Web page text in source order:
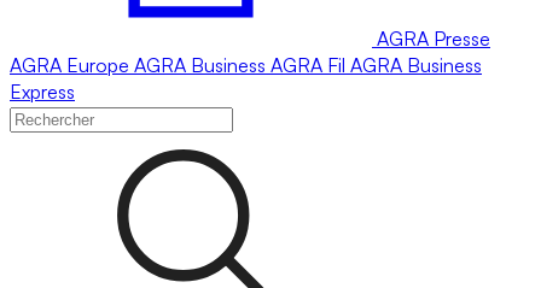
AGRA Presse
AGRA Europe AGRA Business AGRA Fil AGRA Business
Express